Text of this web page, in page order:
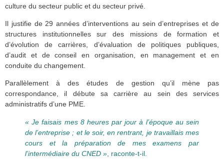
culture du secteur public et du secteur privé.
Il justifie de 29 années d’interventions au sein d’entreprises et de
structures institutionnelles sur des missions de formation et
d’évolution de carrières, d’évaluation de politiques publiques,
d’audit et de conseil en organisation, en management et en
conduite du changement.
Parallèlement à des études de gestion qu’il mène pas
correspondance, il débute sa carrière au sein des services
administratifs d’une PME.
« Je faisais mes 8 heures par jour à l’époque au sein
de l’entreprise ; et le soir, en rentrant, je travaillais mes
cours et la préparation de mes examens par
l’intermédiaire du CNED » , raconte-t-il.